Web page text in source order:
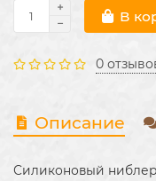
В
0
Описание
Силиконовый ниблер